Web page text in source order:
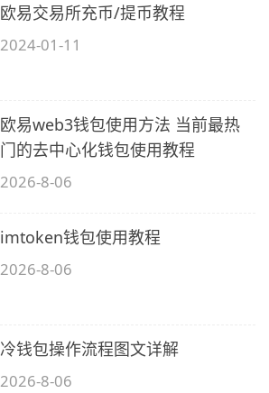
欧易交易所充币/提币教程
2024-01-11
欧易web3钱包使用方法 当前最热
门的去中心化钱包使用教程
2026-8-06
imtoken钱包使用教程
2026-8-06
冷钱包操作流程图文详解
2026-8-06